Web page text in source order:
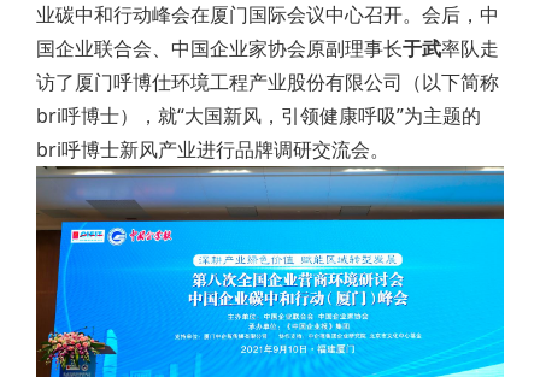
业碳中和行动峰会在厦门国际会议中心召开。会后，中
国企业联合会、中国企业家协会原副理事长于武率队走
访了厦门呼博仕环境工程产业股份有限公司（以下简称
bri呼博士），就“大国新风，引领健康呼吸”为主题的
bri呼博士新风产业进行品牌调研交流会。